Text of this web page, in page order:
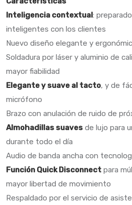
Inteligencia contextual:
inteligentes con los clientes
Nuevo diseño elegante y
Soldadura por láser y aluminio de
mayor fiabilidad
Elegante y suave al tacto, y de
micrófono
Brazo con anulación de ruido de
Almohadillas suaves de lujo para
durante todo el día
Audio de banda ancha con
Función Quick Disconnect para
mayor libertad de movimiento
Respaldado por el servicio de